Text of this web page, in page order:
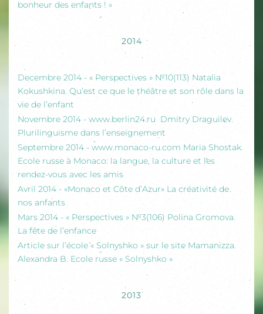
bonheur des enfants ! »
2014
Decembre 2014 - « Perspectives » №10(113) Natalia
Kokushkina. Qu’est ce que le théâtre et son rôle dans la
vie de l’enfant
Novembre 2014 - www.berlin24.ru Dmitry Draguilev.
Plurilinguisme dans l’enseignement
Septembre 2014 - www.monaco-ru.com Maria Shostak.
Ecole russe à Monaco: la langue, la culture et les
rendez-vous avec les amis
Avril 2014 - «Monaco et Côte d’Azur» La créativité de
nos anfants
Mars 2014 - « Perspectives » №3(106) Polina Gromova.
La fête de l’enfance
Article sur l’école « Solnyshko » sur le site Mamanizza.
Alexandra B. Ecole russe « Solnyshko »
2013